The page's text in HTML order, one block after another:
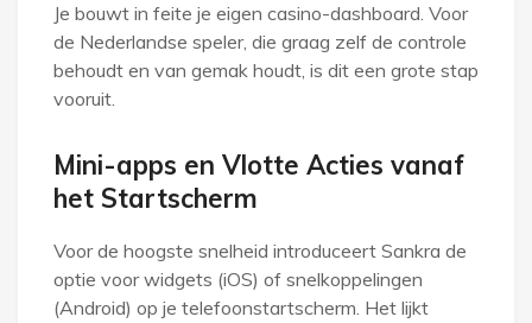
Je bouwt in feite je eigen casino-dashboard. Voor
de Nederlandse speler, die graag zelf de controle
behoudt en van gemak houdt, is dit een grote stap
vooruit.
Mini-apps en Vlotte Acties vanaf
het Startscherm
Voor de hoogste snelheid introduceert Sankra de
optie voor widgets (iOS) of snelkoppelingen
(Android) op je telefoonstartscherm. Het lijkt